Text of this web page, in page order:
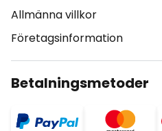
Allmänna villkor
Företagsinformation
Betalningsmetoder